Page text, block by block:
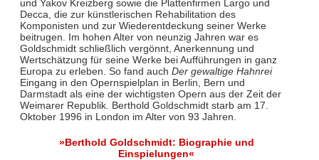
und Yakov Kreizberg sowie die Plattenfirmen Largo und
Decca, die zur künstlerischen Rehabilitation des
Komponisten und zur Wiederentdeckung seiner Werke
beitrugen. Im hohen Alter von neunzig Jahren war es
Goldschmidt schließlich vergönnt, Anerkennung und
Wertschätzung für seine Werke bei Aufführungen in ganz
Europa zu erleben. So fand auch Der gewaltige Hahnrei
Eingang in den Opernspielplan in Berlin, Bern und
Darmstadt als eine der wichtigsten Opern aus der Zeit der
Weimarer Republik. Berthold Goldschmidt starb am 17.
Oktober 1996 in London im Alter von 93 Jahren.
»Berthold Goldschmidt: Biographie und
Einspielungen«